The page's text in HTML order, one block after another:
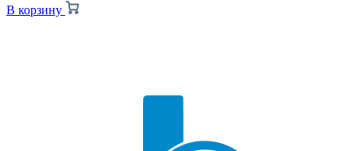
В корзину